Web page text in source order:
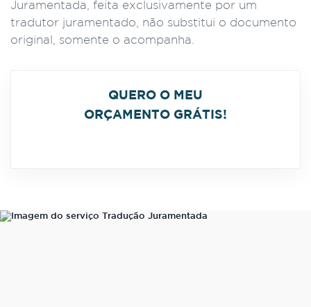
Juramentada, feita exclusivamente por um
tradutor juramentado, não substitui o documento
original, somente o acompanha.
QUERO O MEU
ORÇAMENTO GRÁTIS!